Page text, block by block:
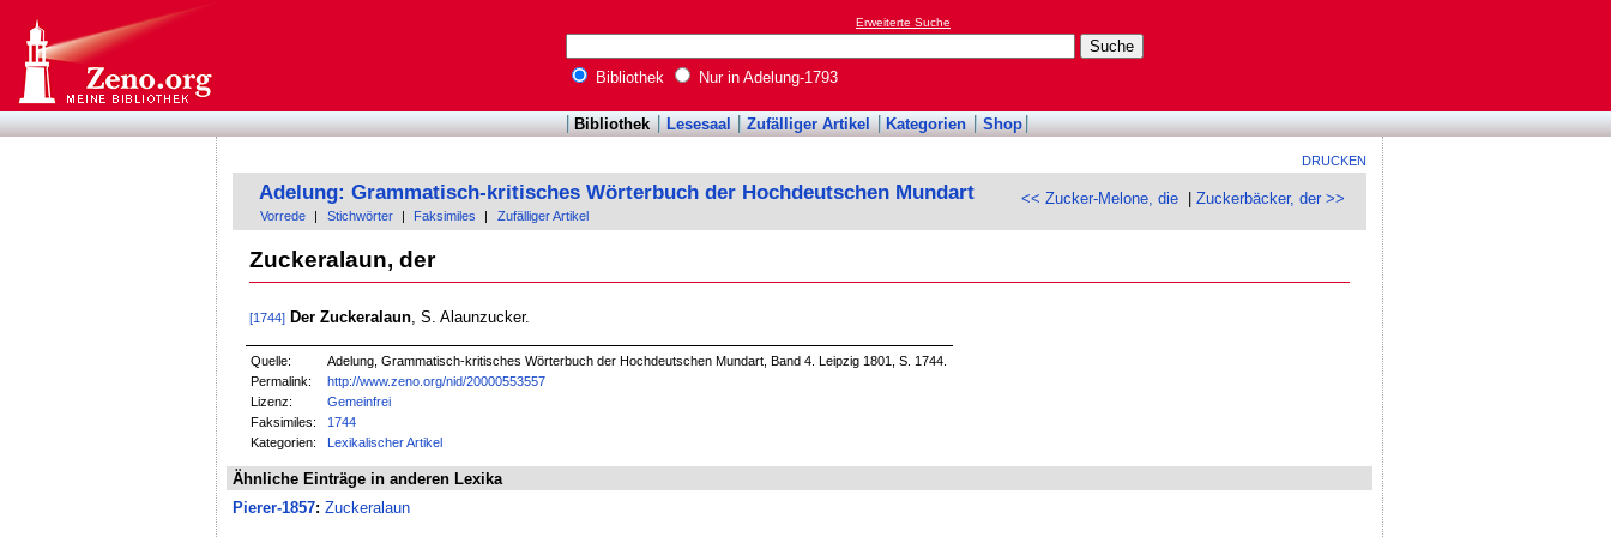
Erweiterte Suche
Bibliothek Nur in Adelung-1793
Bibliothek Lesesaal Zufälliger Artikel Kategorien Shop
DRUCKEN
<< Zucker-Melone, die |Zuckerbäcker, der >>
Adelung: Grammatisch-kritisches Wörterbuch der Hochdeutschen Mundart
Vorrede Stichwörter Faksimiles Zufälliger Artikel
Zuckeralaun, der
[1744] Der Zuckeralaun, S. Alaunzucker.
Quelle:
Adelung, Grammatisch-kritisches Wörterbuch der Hochdeutschen Mundart, Band 4. Leipzig 1801, S. 1744.
Permalink:
http://www.zeno.org/nid/20000553557
Lizenz:
Gemeinfrei
Faksimiles:
1744
Kategorien:
Lexikalischer Artikel
Ähnliche Einträge in anderen Lexika
Pierer-1857: Zuckeralaun